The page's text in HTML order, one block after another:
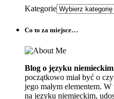
Kategorie
Co to za miejsce…
Blog o języku niemieckim
początkowo miał być o
jego małym elementem.
na języku niemieckim,